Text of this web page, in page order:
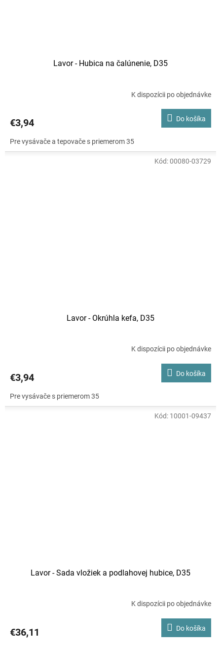
Lavor - Hubica na čalúnenie, D35
K dispozícii po objednávke
€3,94 Do košíka
Pre vysávače a tepovače s priemerom 35
Lavor - Okrúhla kefa, D35
K dispozícii po objednávke
€3,94 Do košíka
Pre vysávače s priemerom 35
Kód:00080-03729
Lavor - Sada vložiek a podlahovej hubice, D35
K dispozícii po objednávke
€36,11 Do košíka
Kód: 10001-09437